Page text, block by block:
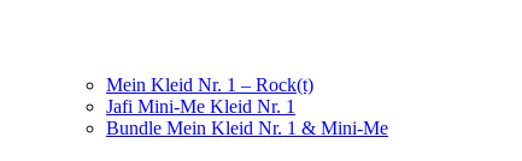
Mein Kleid Nr. 1 – Rock(t)
Jafi Mini-Me Kleid Nr. 1
Bundle Mein Kleid Nr. 1 & Mini-Me